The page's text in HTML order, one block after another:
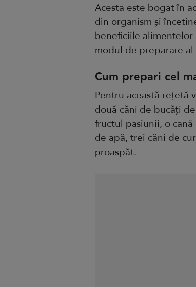
Acesta este bogat în
din organism și
beneficiile
modul de preparare
Cum prepari cel
Pentru această rețetă
două căni de bucăți
fructul pasiunii, o
de apă, trei căni de
proaspăt.